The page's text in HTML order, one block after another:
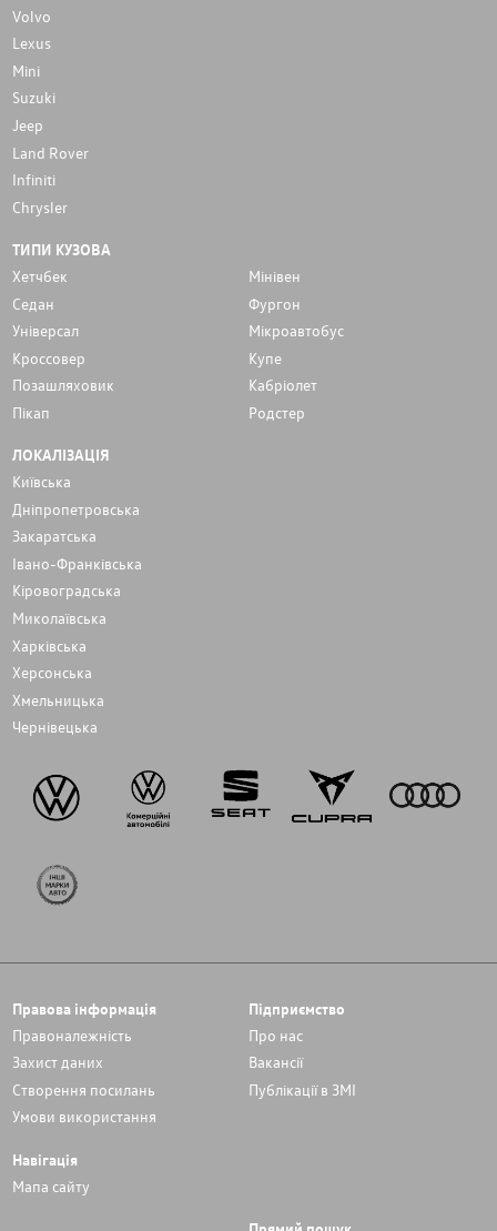
Volvo
Lexus
Mini
Suzuki
Jeep
Land Rover
Infiniti
Chrysler
ТИПИ КУЗОВА
Хетчбек
Мінівен
Седан
Фургон
Унiверсал
Мікроавтобус
Кроссовер
Купе
Позашляховик
Кабріолет
Пікап
Родстер
ЛОКАЛІЗАЦІЯ
Київська
Дніпропетровська
Закаратська
Івано-Франківська
Кіровоградська
Миколаївська
Харківська
Херсонська
Хмельницька
Чернівецька
Правова інформація
Правоналежність
Захист даних
Cтворення посилань
Умови використання
Підприємство
Про нас
Вакансії
Публікації в ЗМІ
Навігація
Мапа сайту